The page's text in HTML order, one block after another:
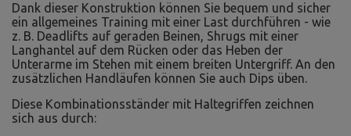
Dank dieser Konstruktion können Sie bequem und sicher
ein allgemeines Training mit einer Last durchführen - wie
z. B. Deadlifts auf geraden Beinen, Shrugs mit einer
Langhantel auf dem Rücken oder das Heben der
Unterarme im Stehen mit einem breiten Untergriff. An den
zusätzlichen Handläufen können Sie auch Dips üben.
Diese Kombinationsständer mit Haltegriffen zeichnen
sich aus durch: